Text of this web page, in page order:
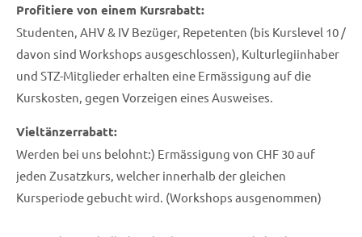
Profitiere von einem Kursrabatt:
Studenten, AHV & IV Bezüger, Repetenten (bis Kurslevel 10 /
davon sind Workshops ausgeschlossen), Kulturlegiinhaber
und STZ-Mitglieder erhalten eine Ermässigung auf die
Kurskosten, gegen Vorzeigen eines Ausweises.
Vieltänzerrabatt:
Werden bei uns belohnt:) Ermässigung von CHF 30 auf
jeden Zusatzkurs, welcher innerhalb der gleichen
Kursperiode gebucht wird. (Workshops ausgenommen)